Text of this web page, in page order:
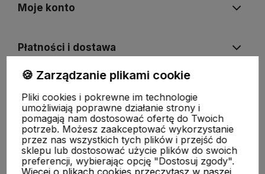
Moje konto
Płatności i dostawa
O nas
🍪 Zarządzanie plikami cookie
Pliki cookies i pokrewne im technologie
umożliwiają poprawne działanie strony i
pomagają nam dostosować ofertę do Twoich
potrzeb. Możesz zaakceptować wykorzystanie
przez nas wszystkich tych plików i przejść do
sklepu lub dostosować użycie plików do swoich
preferencji, wybierając opcję "Dostosuj zgody".
Więcej o plikach cookies przeczytasz w naszej